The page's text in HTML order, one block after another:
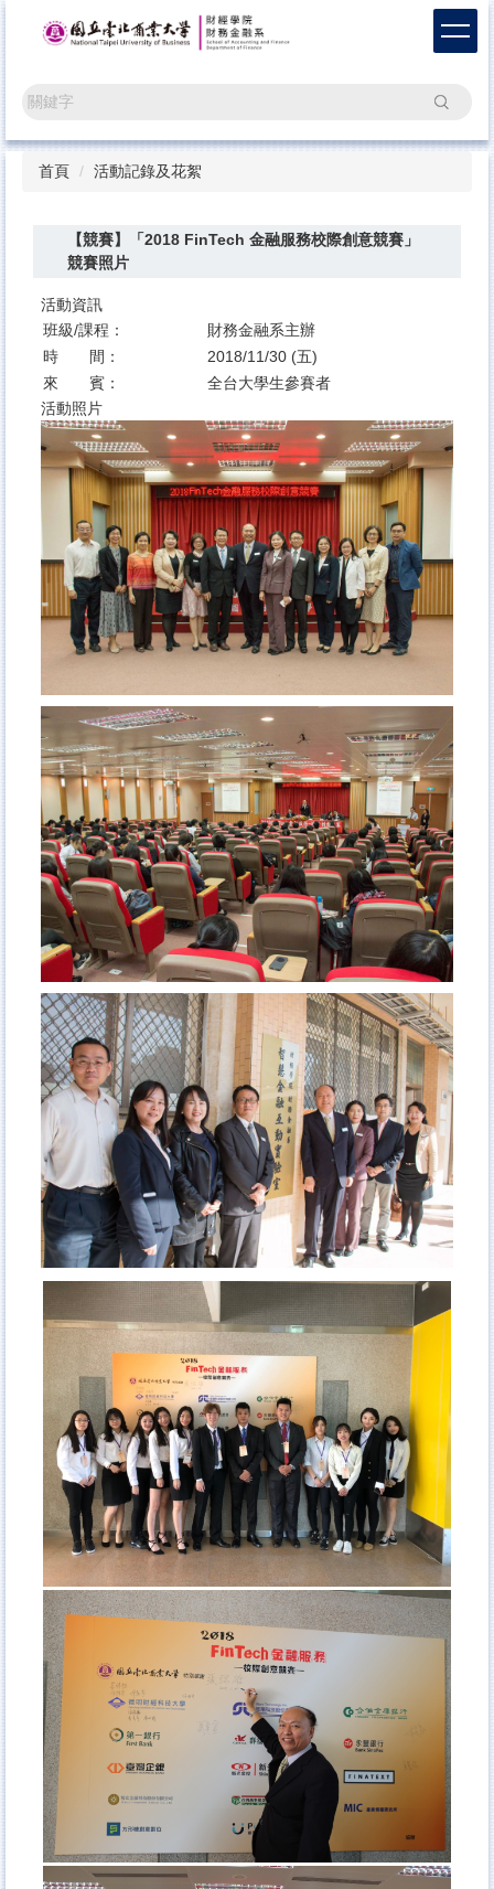
區
搜尋
首頁 活動記錄及花絮
【競賽】「2018 FinTech 金融服務校際創意競賽」
競賽照片
活動資訊
班級/課程：
財務金融系主辦
時 間：
2018/11/30 (五)
來 賓：
全台大學生參賽者
活動照片